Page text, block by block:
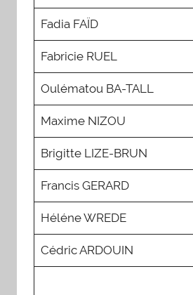
Fadia FAÏD
Fabricie RUEL
Oulématou BA-TALL
Maxime NIZOU
Brigitte LIZE-BRUN
Francis GERARD
Héléne WREDE
Cédric ARDOUIN